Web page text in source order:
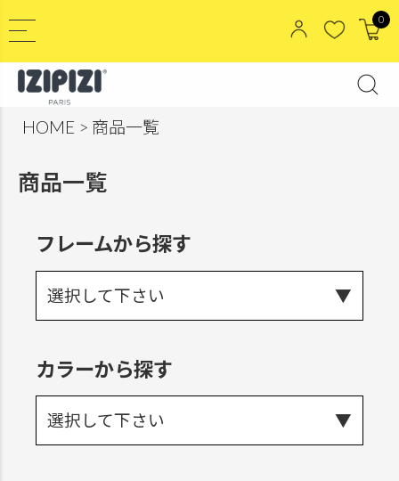
0
HOME 商品一覧
商品一覧
フレームから探す
選択して下さい
カラーから探す
選択して下さい